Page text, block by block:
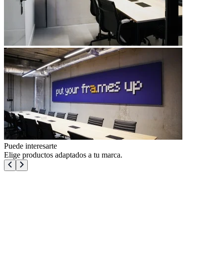
Puede interesarte
Elige productos adaptados a tu marca.